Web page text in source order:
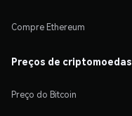
Compre Ethereum
Preços de criptomoedas
Preço do Bitcoin